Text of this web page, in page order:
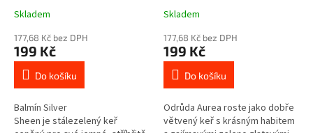
Sheen) - 25 - 30 cm
Skladem
177,68 Kč bez DPH
199 Kč
Do košíku
Balmín Silver
Sheen je stálezelený keř
10 - 15 cm
Skladem
177,68 Kč bez DPH
199 Kč
Do košíku
Odrůda Aurea roste jako dobře
větvený keř s krásným habitem